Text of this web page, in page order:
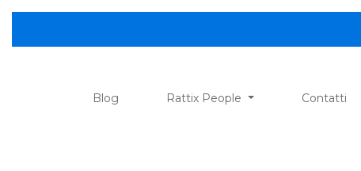
Blog Rattix People Contatti